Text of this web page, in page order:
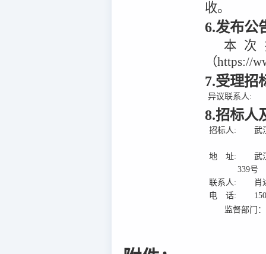
收。
6.发布公
本
（https://
7.受理招
异议联系人:
8.招标人
招标人: 武
地 址:
武
339号
联系人:
肖
电 话:
监督部门